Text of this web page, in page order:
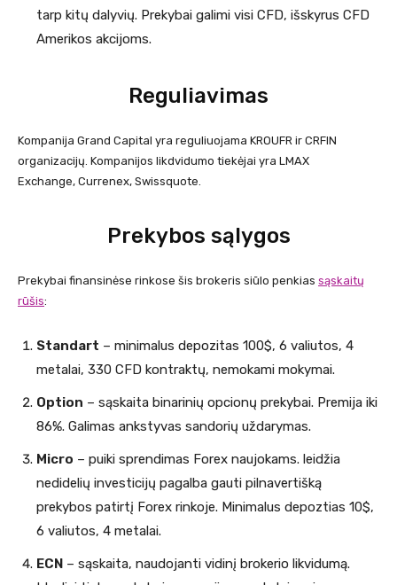
tarp kitų dalyvių. Prekybai galimi visi CFD, išskyrus CFD
Amerikos akcijoms.
Reguliavimas
Kompanija Grand Capital yra reguliuojama KROUFR ir CRFIN
organizacijų. Kompanijos likdvidumo tiekėjai yra LMAX
Exchange, Currenex, Swissquote.
Prekybos sąlygos
Prekybai finansinėse rinkose šis brokeris siūlo penkias sąskaitų
rūšis:
Standart – minimalus depozitas 100$, 6 valiutos, 4
metalai, 330 CFD kontraktų, nemokami mokymai.
Option – sąskaita binarinių opcionų prekybai. Premija iki
86%. Galimas ankstyvas sandorių uždarymas.
Micro – puiki sprendimas Forex naujokams. leidžia
nedidelių investicijų pagalba gauti pilnavertišką
prekybos patirtį Forex rinkoje. Minimalus depoztias 10$,
6 valiutos, 4 metalai.
ECN – sąskaita, naudojanti vidinį brokerio likvidumą.